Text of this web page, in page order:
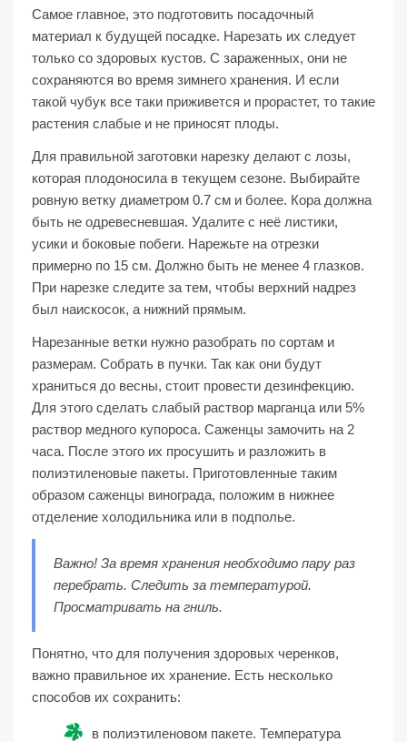
Самое главное, это подготовить посадочный
материал к будущей посадке. Нарезать их следует
только со здоровых кустов. С зараженных, они не
сохраняются во время зимнего хранения. И если
такой чубук все таки приживется и прорастет, то такие
растения слабые и не приносят плоды.
Для правильной заготовки нарезку делают с лозы,
которая плодоносила в текущем сезоне. Выбирайте
ровную ветку диаметром 0.7 см и более. Кора должна
быть не одревесневшая. Удалите с неё листики,
усики и боковые побеги. Нарежьте на отрезки
примерно по 15 см. Должно быть не менее 4 глазков.
При нарезке следите за тем, чтобы верхний надрез
был наискосок, а нижний прямым.
Нарезанные ветки нужно разобрать по сортам и
размерам. Собрать в пучки. Так как они будут
храниться до весны, стоит провести дезинфекцию.
Для этого сделать слабый раствор марганца или 5%
раствор медного купороса. Саженцы замочить на 2
часа. После этого их просушить и разложить в
полиэтиленовые пакеты. Приготовленные таким
образом саженцы винограда, положим в нижнее
отделение холодильника или в подполье.
Важно! За время хранения необходимо пару раз
перебрать. Следить за температурой.
Просматривать на гниль.
Понятно, что для получения здоровых черенков,
важно правильное их хранение. Есть несколько
способов их сохранить:
в полиэтиленовом пакете. Температура